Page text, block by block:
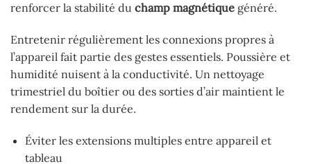
renforcer la stabilité du champ magnétique généré.
Entretenir régulièrement les connexions propres à
l’appareil fait partie des gestes essentiels. Poussière et
humidité nuisent à la conductivité. Un nettoyage
trimestriel du boîtier ou des sorties d’air maintient le
rendement sur la durée.
Éviter les extensions multiples entre appareil et
tableau